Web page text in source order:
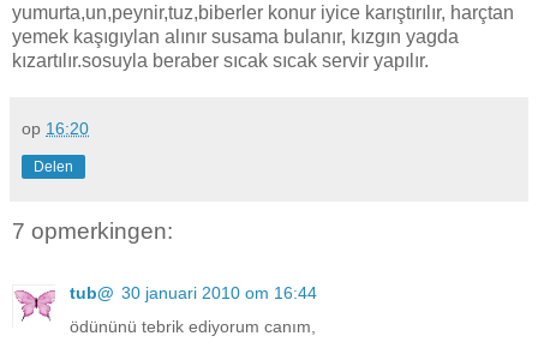
yumurta,un,peynir,tuz,biberler konur iyice karıştırılır, harçtan
yemek kaşıgıylan alınır susama bulanır, kızgın yagda
kızartılır.sosuyla beraber sıcak sıcak servir yapılır.
op 16:20
Delen
7 opmerkingen:
tub@ 30 januari 2010 om 16:44
ödününü tebrik ediyorum canım,